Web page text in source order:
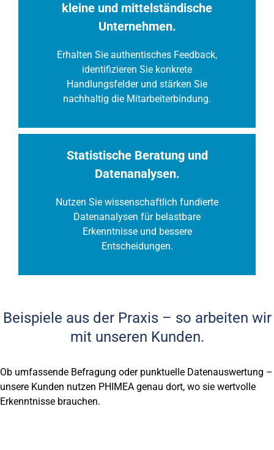
kleine und mittelständische
Unternehmen.
Erhalten Sie authentisches Feedback,
identifizieren Sie konkrete
Handlungsfelder und stärken Sie
nachhaltig die Mitarbeiterbindung.
Statistische Beratung und
Datenanalysen.
Nutzen Sie wissenschaftlich fundierte
Datenanalysen für belastbare
Erkenntnisse und bessere
Entscheidungen.
Beispiele aus der Praxis – so arbeiten wir
mit unseren Kunden.
Ob umfassende Befragung oder punktuelle Datenauswertung –
unsere Kunden nutzen PHIMEA genau dort, wo sie wertvolle
Erkenntnisse brauchen.